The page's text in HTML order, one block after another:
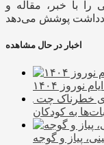
با خبر، مقاله و
اخبار در حال مشاهده
۱۴۰۴
خطرناک چت
بات‌ها به کودکان
پیاز و گوجه